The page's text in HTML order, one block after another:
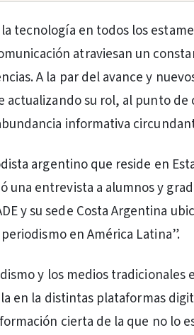
tecnología en todos los
atraviesan un
A la par del avance y
su rol, al punto de
informativa
argentino que reside en
entrevista a alumnos y
y su sede Costa Argentina
en América Latina”.
y los medios tradicionales
en la distintas plataformas
cierta de la que no lo